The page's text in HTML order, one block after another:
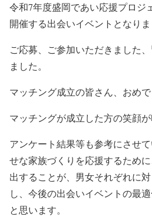
令和7年度盛岡であい応援プロジ
開催する出会いイベントとなりま
ご応募、ご参加いただきました
ました。
マッチング成立の皆さん、おめで
マッチングが成立した方の笑顔が
アンケート結果等も参考にさせ
せな家族づくりを応援するため
出することが、男女それぞれに
し、今後の出会いイベントの最
と思います。